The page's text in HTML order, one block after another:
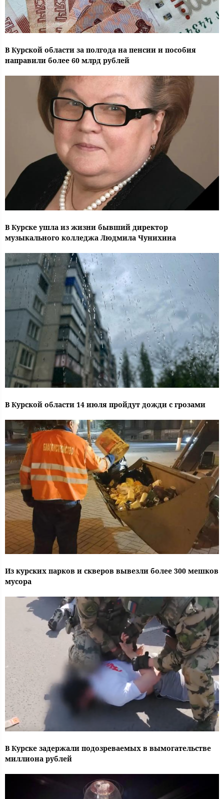
В Курской области за полгода на пенсии и пособия
направили более 60 млрд рублей
В Курске ушла из жизни бывший директор
музыкального колледжа Людмила Чунихина
В Курской области 14 июля пройдут дожди с грозами
Из курских парков и скверов вывезли более 300 мешков
мусора
В Курске задержали подозреваемых в вымогательстве
миллиона рублей